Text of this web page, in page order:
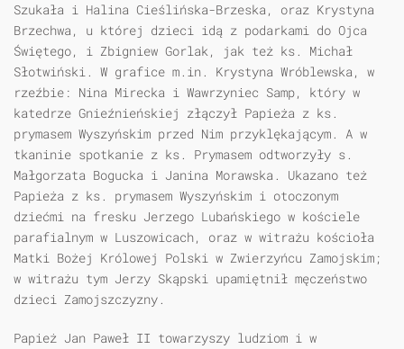
Szukała i Halina Cieślińska-Brzeska, oraz Krystyna
Brzechwa, u której dzieci idą z podarkami do Ojca
Świętego, i Zbigniew Gorlak, jak też ks. Michał
Słotwiński. W grafice m.in. Krystyna Wróblewska, w
rzeźbie: Nina Mirecka i Wawrzyniec Samp, który w
katedrze Gnieźnieńskiej złączył Papieża z ks.
prymasem Wyszyńskim przed Nim przyklękającym. A w
tkaninie spotkanie z ks. Prymasem odtworzyły s.
Małgorzata Bogucka i Janina Morawska. Ukazano też
Papieża z ks. prymasem Wyszyńskim i otoczonym
dziećmi na fresku Jerzego Lubańskiego w kościele
parafialnym w Luszowicach, oraz w witrażu kościoła
Matki Bożej Królowej Polski w Zwierzyńcu Zamojskim;
w witrażu tym Jerzy Skąpski upamiętnił męczeństwo
dzieci Zamojszczyzny.
Papież Jan Paweł II towarzyszy ludziom i w